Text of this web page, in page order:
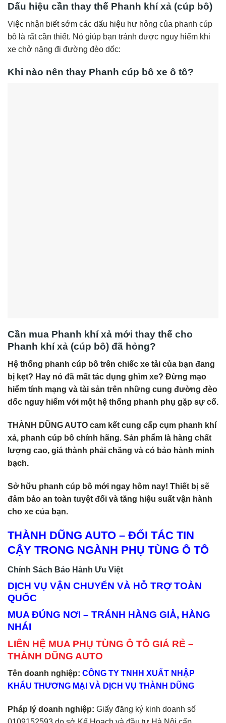
Dấu hiệu cần thay thế Phanh khí xả (cúp bô)
Việc nhận biết sớm các dấu hiệu hư hỏng của phanh cúp
bô là rất cần thiết. Nó giúp bạn tránh được nguy hiểm khi
xe chở nặng đi đường đèo dốc:
Khi nào nên thay Phanh cúp bô xe ô tô?
Cần mua Phanh khí xả mới thay thế cho
Phanh khí xả (cúp bô) đã hỏng?
Hệ thống phanh cúp bô trên chiếc xe tải của bạn đang
bị kẹt? Hay nó đã mất tác dụng ghìm xe? Đừng mạo
hiểm tính mạng và tài sản trên những cung đường đèo
dốc nguy hiểm với một hệ thống phanh phụ gặp sự cố.
THÀNH DŨNG AUTO cam kết cung cấp cụm phanh khí
xả, phanh cúp bô chính hãng. Sản phẩm là hàng chất
lượng cao, giá thành phải chăng và có bảo hành minh
bạch.
Sở hữu phanh cúp bô mới ngay hôm nay! Thiết bị sẽ
đảm bảo an toàn tuyệt đối và tăng hiệu suất vận hành
cho xe của bạn.
THÀNH DŨNG AUTO – ĐỐI TÁC TIN
CẬY TRONG NGÀNH PHỤ TÙNG Ô TÔ
Chính Sách Bảo Hành Ưu Việt
DỊCH VỤ VẬN CHUYỂN VÀ HỖ TRỢ TOÀN
QUỐC
MUA ĐÚNG NƠI – TRÁNH HÀNG GIẢ, HÀNG
NHÁI
LIÊN HỆ MUA PHỤ TÙNG Ô TÔ GIÁ RẺ –
THÀNH DŨNG AUTO
Tên doanh nghiệp: CÔNG TY TNHH XUẤT NHẬP
KHẨU THƯƠNG MẠI VÀ DỊCH VỤ THÀNH DŨNG
Pháp lý doanh nghiệp: Giấy đăng ký kinh doanh số